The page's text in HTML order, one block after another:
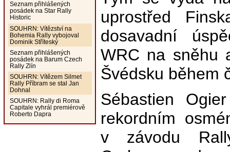
Seznam přihlášených
posádek na Star Rally
Historic
SOUHRN: Vítězství na
Bohemia Rally vybojoval
Dominik Stříteský
Seznam přihlášených
posádek na Barum Czech
Rally Zlín
SOUHRN: Vítězem Silmet
Rally Příbram se stal Jan
Dohnal
SOUHRN: Rally di Roma
Capitale vyhrál premiérově
Roberto Dapra
uprostřed
dosavadní
WRC na sněhu
Švédsku během
Sébastien
rekordním
v závodu